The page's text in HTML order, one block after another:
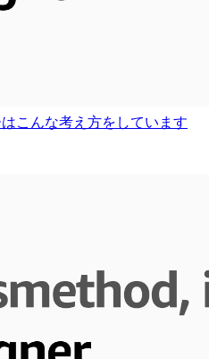
こんな考え方をしています